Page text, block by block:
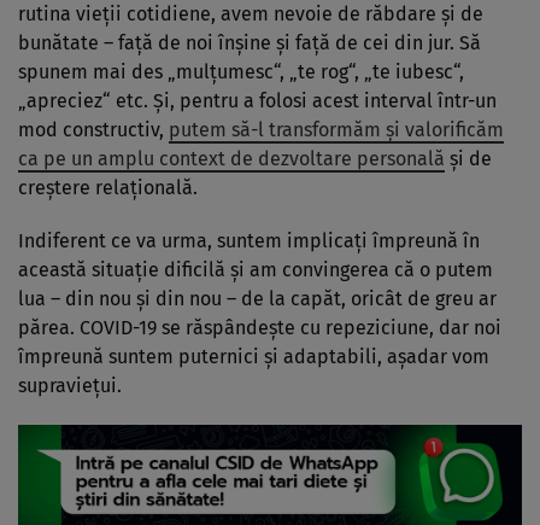
rutina vieţii cotidiene, avem nevoie de răbdare şi de
bunătate – faţă de noi înşine şi faţă de cei din jur. Să
spunem mai des „mulţumesc“, „te rog“, „te iubesc“,
„apreciez“ etc. Şi, pentru a folosi acest interval într-un
mod constructiv, putem să-l transformăm şi valorificăm
ca pe un amplu context de dezvoltare personală şi de
creştere relaţională.
Indiferent ce va urma, suntem implicaţi împreună în
această situaţie dificilă şi am convingerea că o putem
lua – din nou şi din nou – de la capăt, oricât de greu ar
părea. COVID-19 se răspândeşte cu repeziciune, dar noi
împreună suntem puternici şi adaptabili, aşadar vom
supravieţui.